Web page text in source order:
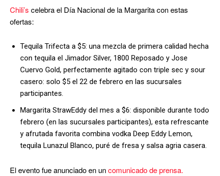
Chili’s celebra el Día Nacional de la Margarita con estas
ofertas:
Tequila Trifecta a $5: una mezcla de primera calidad hecha
con tequila el Jimador Silver, 1800 Reposado y Jose
Cuervo Gold, perfectamente agitado con triple sec y sour
casero: solo $5 el 22 de febrero en las sucursales
participantes.
Margarita StrawEddy del mes a $6: disponible durante todo
febrero (en las sucursales participantes), esta refrescante
y afrutada favorita combina vodka Deep Eddy Lemon,
tequila Lunazul Blanco, puré de fresa y salsa agria casera.
El evento fue anunciado en uncomunicado de prensa.